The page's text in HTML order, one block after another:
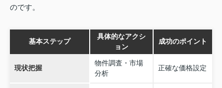
のです。
基本ステップ
具体的なアクシ
ョン
成功のポイント
現状把握
物件調査・市場
分析
正確な価格設定